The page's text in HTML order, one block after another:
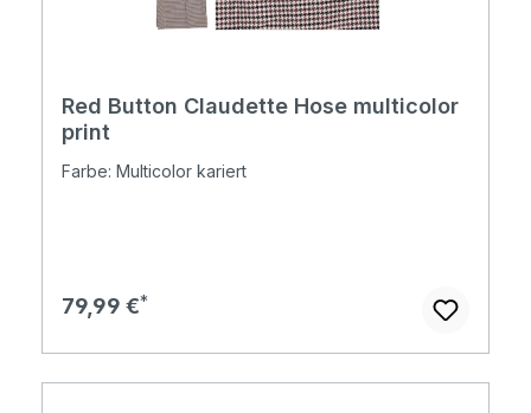
Red Button Claudette Hose multicolor
print
Farbe: Multicolor kariert
Regulärer Preis:
79,99 €